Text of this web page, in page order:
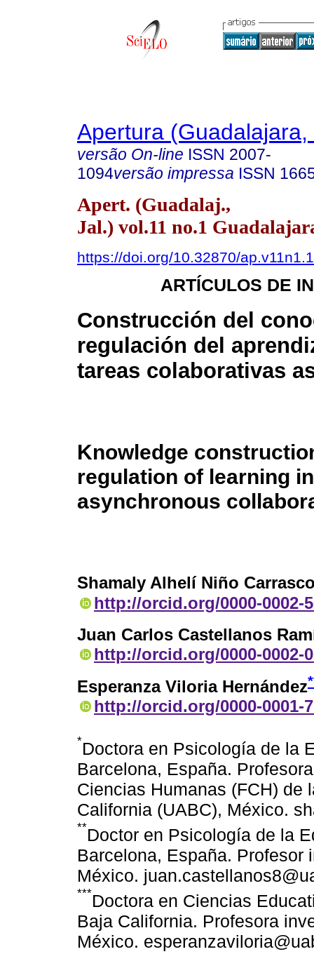
Apertura (Guadalajara,
versão On-line ISSN 2007-
1094versão impressa ISSN
Apert. (Guadalaj.,
Jal.) vol.11 no.1
https://doi.org/10.32870/
ARTÍCULOS DE
Construcción del
regulación del
tareas colaborativas
Knowledge
regulation of learning in
asynchronous
Shamaly Alhelí Niño
http://orcid.org/0000-0002-
Juan Carlos Castellanos
http://orcid.org/0000-0002-
Esperanza Viloria Hernández
http://orcid.org/0000-0001-
*Doctora en Psicología de la
Barcelona, España.
Ciencias Humanas (FCH) de
California (UABC), México.
**Doctor en Psicología de la
Barcelona, España. Profesor
México.
***Doctora en Ciencias
Baja California. Profesora
México.